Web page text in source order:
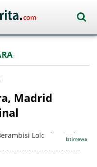
Madrid
Istimewa